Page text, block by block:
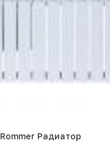
Rommer Радиатор